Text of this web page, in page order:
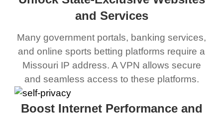
and Services
Many government portals, banking services,
and online sports betting platforms require a
Missouri IP address. A VPN allows secure
and seamless access to these platforms.
Boost Internet Performance and